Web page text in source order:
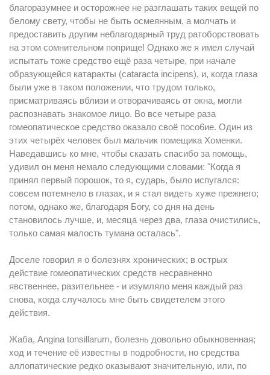
благоразумнее и осторожнее не разглашать таких вещей по
белому свету, чтобы не быть осмеянным, а молчать и
предоставить другим неблагодарный труд ратоборствовать
на этом сомнительном поприще! Однако же я имел случай
испытать тоже средство ещё раза четыре, при начале
образующейся катаракты (саtaracta incipens), и, когда глаза
были уже в таком положении, что трудом только,
присматриваясь вблизи и отворачиваясь от окна, могли
распознавать знакомое лицо. Во все четыре раза
гомеопатическое средство оказало своё пoсo6ие. Один из
этих четырёх человек был мальчик помещика Хоменки.
Наведавшись ко мне, чтобы сказать спасибо за помощь,
удивил он меня немало следующими словами: "Когда я
принял первый порошок, то я, сударь, было испугался:
совсем потемнело в глазах, и я стал видеть хуже прежнего;
потом, однако же, благодаря Богу, со дня на день
становилось лучше, и, месяца через два, глаза очистились,
только самая малость тумана осталась".
Доселе говорил я о болезнях хронических; в острых
действие гомеопатических средств несравненно
явственнее, разительнее - и изумляло меня каждый раз
снова, когда случалось мне быть свидетелем этого
действия.
Жаба, Аngina tonsillarum, болезнь довольно обыкновенная;
ход и течение её известны в подробности, но средства
аллопатические редко оказывают значительную, или, по